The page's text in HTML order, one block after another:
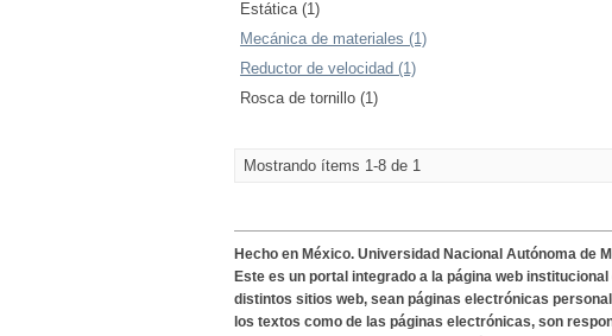
Estática (1)
Mecánica de materiales (1)
Reductor de velocidad (1)
Rosca de tornillo (1)
Mostrando ítems 1-8 de 1
Hecho en México. Universidad Nacional Autónoma de
Este es un portal integrado a la página web
distintos sitios web, sean páginas electrónicas
los textos como de las páginas electrónicas, son